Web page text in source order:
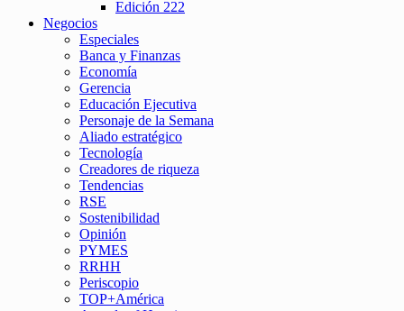
Edición 222
Negocios
Especiales
Banca y Finanzas
Economía
Gerencia
Educación Ejecutiva
Personaje de la Semana
Aliado estratégico
Tecnología
Creadores de riqueza
Tendencias
RSE
Sostenibilidad
Opinión
PYMES
RRHH
Periscopio
TOP+América